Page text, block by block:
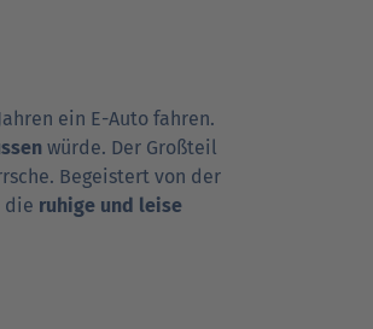
ein E-Auto fahren.
würde. Der Groß­teil
Begeis­tert von der
die ruhige und leise